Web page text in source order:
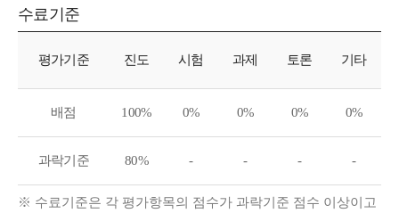
수료기준
수료기준
평가기준
진도 시험 과제 토론 기타
배점 100% 0% 0% 0% 0%
과락기준 80% - - - -
※ 수료기준은 각 평가항목의 점수가 과락기준 점수 이상이고